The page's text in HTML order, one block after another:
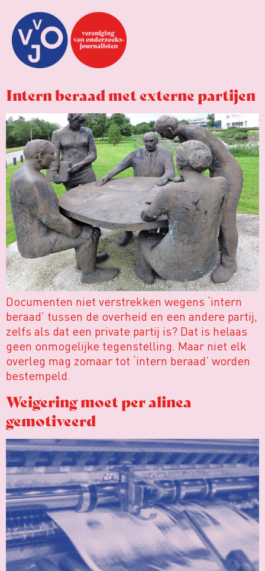
Intern beraad met externe partijen
Documenten niet verstrekken wegens ‘intern
beraad’ tussen de overheid en een andere partij,
zelfs als dat een private partij is? Dat is helaas
geen onmogelijke tegenstelling. Maar niet elk
overleg mag zomaar tot ‘intern beraad’ worden
bestempeld.
Weigering moet per alinea
gemotiveerd